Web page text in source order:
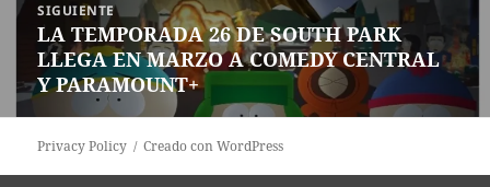
SIGUIENTE
Siguiente
entrada:
LA TEMPORADA 26 DE SOUTH PARK
LLEGA EN MARZO A COMEDY CENTRAL
Y PARAMOUNT+
Privacy Policy Creado con WordPress